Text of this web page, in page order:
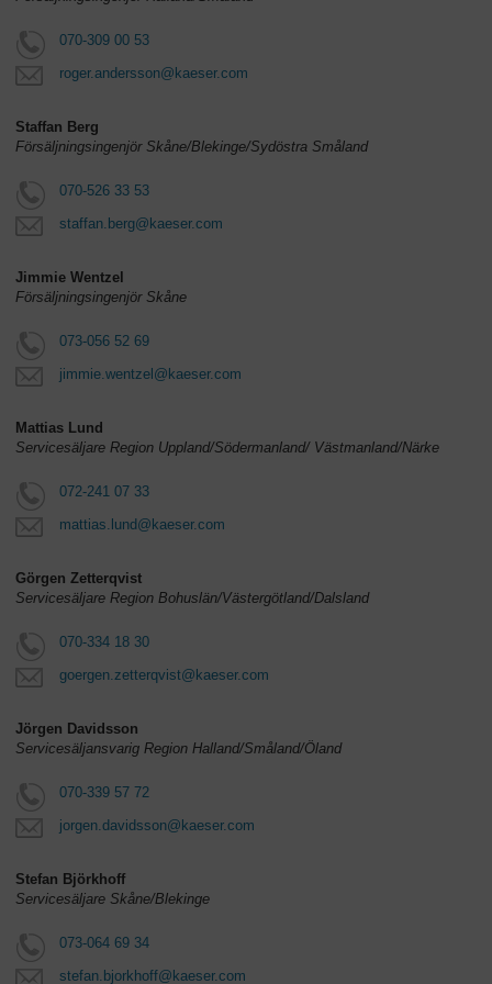
070-309 00 53
roger.andersson@kaeser.com
Staffan Berg
Försäljningsingenjör Skåne/Blekinge/Sydöstra Småland
070-526 33 53
staffan.berg@kaeser.com
Jimmie Wentzel
Försäljningsingenjör Skåne
073-056 52 69
jimmie.wentzel@kaeser.com
Mattias Lund
Servicesäljare Region Uppland/Södermanland/ Västmanland/Närke
072-241 07 33
mattias.lund@kaeser.com
Görgen Zetterqvist
Servicesäljare Region Bohuslän/Västergötland/Dalsland
070-334 18 30
goergen.zetterqvist@kaeser.com
Jörgen Davidsson
Servicesäljansvarig Region Halland/Småland/Öland
070-339 57 72
jorgen.davidsson@kaeser.com
Stefan Björkhoff
Servicesäljare Skåne/Blekinge
073-064 69 34
stefan.bjorkhoff@kaeser.com